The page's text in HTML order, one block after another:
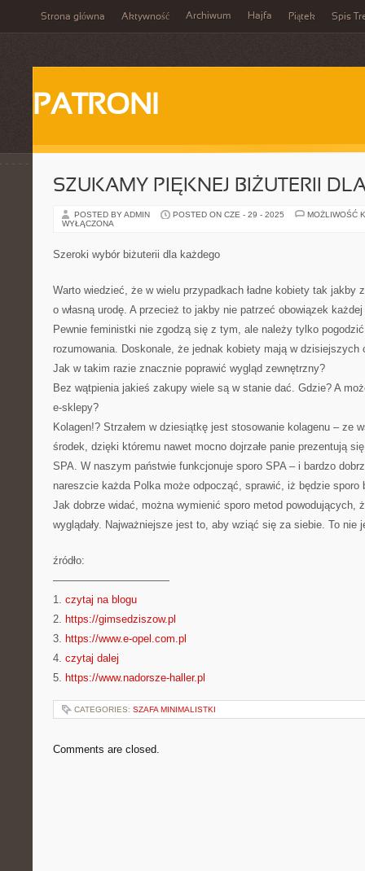
Strona główna Aktywność Archiwum Hajfa Piątek Spis
PATRONI
SZUKAMY PIĘKNEJ BIŻUTERII
POSTED BY ADMIN POSTED ON CZE - 29 - 2025
MOŻLIWOŚĆ
WYŁĄCZONA
Szeroki wybór biżuterii dla każdego
Warto wiedzieć, że w wielu przypadkach ładne kobiety tak jakby
o własną urodę. A przecież to jakby nie patrzeć obowiązek
Pewnie feministki nie zgodzą się z tym, ale należy tylko
rozumowania. Doskonale, że jednak kobiety mają w dzisiejszych
Jak w takim razie znacznie poprawić wygląd zewnętrzny?
Bez wątpienia jakieś zakupy wiele są w stanie dać. Gdzie? A
e-sklepy?
Kolagen!? Strzałem w dziesiątkę jest stosowanie kolagenu – ze
środek, dzięki któremu nawet mocno dojrzałe panie prezentują
SPA. W naszym państwie funkcjonuje sporo SPA – i bardzo
nareszcie każda Polka może odpocząć, sprawić, iż będzie sporo
Jak dobrze widać, można wymienić sporo metod powodujących,
wyglądały. Najważniejsze jest to, aby wziąć się za siebie. To nie
źródło:
———————————
1. czytaj na blogu
2. https://gimsedziszow.pl
3. https://www.e-opel.com.pl
4. czytaj dalej
5. https://www.nadorsze-haller.pl
CATEGORIES: SZAFA MINIMALISTKI
Comments are closed.